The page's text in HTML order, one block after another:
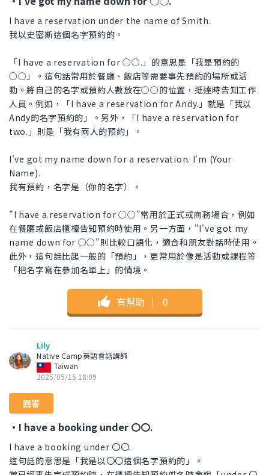
I have a reservation under the name of Smith.
我以史密斯這個名字預約的。
「I have a reservation for ○○.」的意思是「我是預約的
○○」。這句話常用於餐廳、飯店等需要事先預約的場所或活
動。將自己的名字或預約人數放在○○的位置，抵達時告知工作
人員。例如，「I have a reservation for Andy.」就是「我以
Andy的名字預約的」。另外，「I have a reservation for
two.」則是「我有兩人的預約」。
I've got my name down for a reservation. I'm (Your
Name).
我有預約，名字是（你的名字）。
"I have a reservation for ○○"常用於正式或商務場合，例如
在餐廳或飯店櫃檯告知預約時使用。另一方面，"I've got my
name down for ○○"則比較口語化，適合和朋友對話時使用。
此外，這句話比起一般的「預約」，更常用於像是活動或課程等
「把名字寫在參加名單上」的情境。
有幫助 ｜ 0
Lily
Native Camp英語會話講師
Taiwan
2025/05/15 18:09
回答
・I have a booking under 〇〇.
I have a booking under 〇〇.
這句話的意思是「我是以〇〇這個名字預約的」。